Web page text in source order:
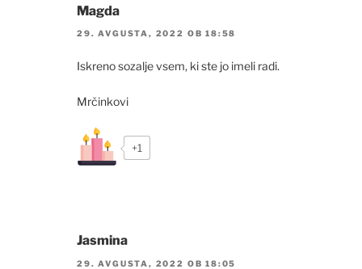
Magda
29. AVGUSTA, 2022 OB 18:58
Iskreno sozalje vsem, ki ste jo imeli radi.
Mrčinkovi
+1
Jasmina
29. AVGUSTA, 2022 OB 18:05